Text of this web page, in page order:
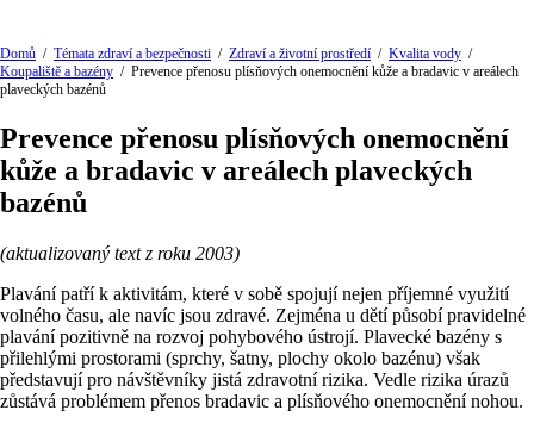
Domů / Témata zdraví a bezpečnosti / Zdraví a životní prostředí / Kvalita vody /
Koupaliště a bazény / Prevence přenosu plísňových onemocnění kůže a bradavic v areálech
plaveckých bazénů
Prevence přenosu plísňových onemocnění
kůže a bradavic v areálech plaveckých
bazénů
(aktualizovaný text z roku 2003)
Plavání patří k aktivitám, které v sobě spojují nejen příjemné využití
volného času, ale navíc jsou zdravé. Zejména u dětí působí pravidelné
plavání pozitivně na rozvoj pohybového ústrojí. Plavecké bazény s
přilehlými prostorami (sprchy, šatny, plochy okolo bazénu) však
představují pro návštěvníky jistá zdravotní rizika. Vedle rizika úrazů
zůstává problémem přenos bradavic a plísňového onemocnění nohou.